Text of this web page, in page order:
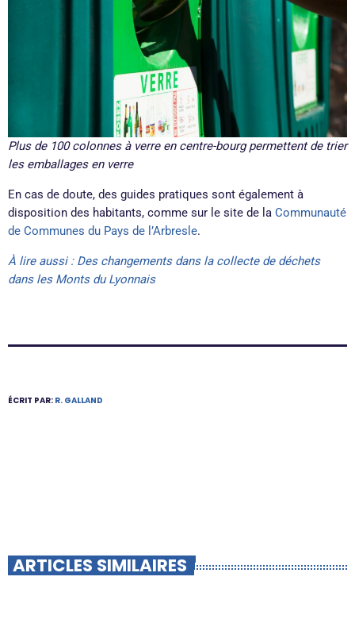
Plus de 100 colonnes à verre en centre-bourg permettent de trier
les emballages en verre
En cas de doute, des guides pratiques sont également à
disposition des habitants, comme sur le site de la Communauté
de Communes du Pays de l’Arbresle.
À lire aussi : Des changements dans la collecte de déchets
dans les Monts du Lyonnais
ÉCRIT PAR: R. GALLAND
ARTICLES SIMILAIRES